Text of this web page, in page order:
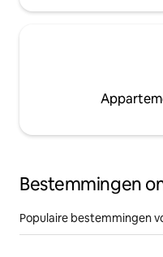
Bestemmingen
Populaire bestemmingen